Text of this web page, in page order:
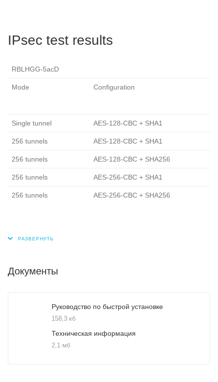
IPsec test results
RBLHGG-5acD
Mode Configuration
Single tunnel AES-128-CBC + SHA1
256 tunnels AES-128-CBC + SHA1
256 tunnels AES-128-CBC + SHA256
256 tunnels AES-256-CBC + SHA1
256 tunnels AES-256-CBC + SHA256
Документы
Руководство по быстрой установке
158,3 кб
Техническая информация
2,1 мб